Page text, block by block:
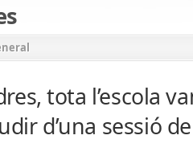
tota l’escola
d’una sessió